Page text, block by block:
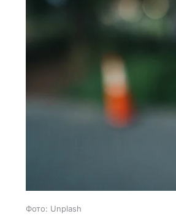
Фото: Unplash